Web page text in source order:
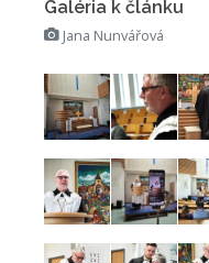
Galéria k článku
Jana Nunvářová